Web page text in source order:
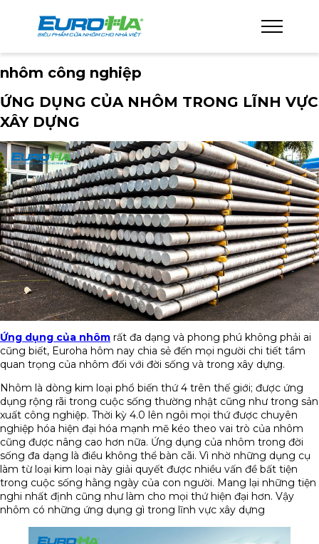
nhôm công nghiệp
ỨNG DỤNG CỦA NHÔM TRONG LĨNH VỰC
XÂY DỰNG
Ứng dụng của nhôm rất đa dạng và phong phú không phải ai
cũng biết, Euroha hôm nay chia sẻ đến mọi người chi tiết tầm
quan trọng của nhôm đối với đời sống và trong xây dựng.
Nhôm là dòng kim loại phổ biến thứ 4 trên thế giới; được ứng
dụng rộng rãi trong cuộc sống thường nhật cũng như trong sản
xuất công nghiệp. Thời kỳ 4.0 lên ngôi mọi thứ được chuyên
nghiệp hóa hiện đại hóa mạnh mẽ kéo theo vai trò của nhôm
cũng được nâng cao hơn nữa. Ứng dụng của nhôm trong đời
sống đa dạng là điều không thể bàn cãi. Vì nhờ những dụng cụ
làm từ loại kim loại này giải quyết được nhiều vấn đề bất tiện
trong cuộc sống hằng ngày của con người. Mang lại những tiện
nghi nhất định cũng như làm cho mọi thứ hiện đại hơn. Vậy
nhôm có những ứng dụng gì trong lĩnh vực xây dựng